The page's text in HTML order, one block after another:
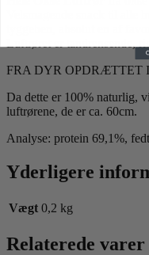
FRA DYR OPDRÆTTET
Da dette er 100% naturlig,
luftrørene, de er ca. 60cm.
Analyse: protein 69,1%,
Yderligere
Vægt 0,2 kg
Relaterede varer